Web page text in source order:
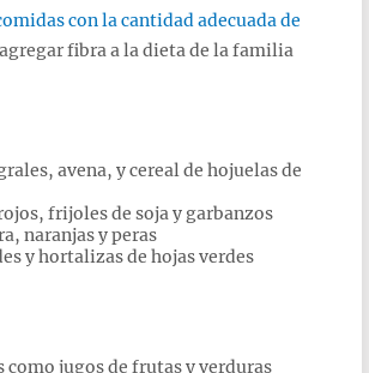
con la cantidad adecuada de
fibra a la dieta de la familia
avena, y cereal de hojuelas de
frijoles de soja y garbanzos
naranjas y peras
y hortalizas de hojas verdes
jugos de frutas y verduras